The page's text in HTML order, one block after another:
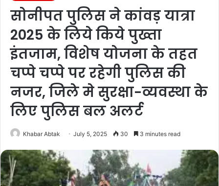
सोनीपत पुलिस ने कांवड़ यात्रा
2025 के लिये किये पुख्ता
इंतजाम, विशेष योजना के तहत
चप्पे चप्पे पर रहेगी पुलिस की
नजर, जिले मे सुरक्षा-व्यवस्था के
लिए पुलिस बल अलर्ट
Khabar Abtak July 5, 2025 30 3 minutes read